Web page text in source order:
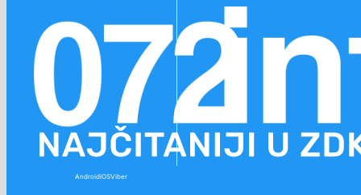
AndroidiOSViber